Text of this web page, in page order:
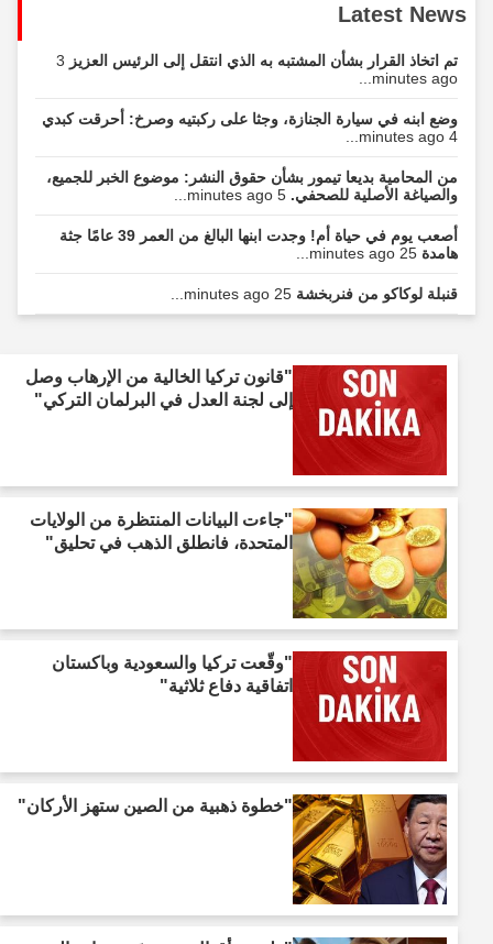
Latest News
تم اتخاذ القرار بشأن المشتبه به الذي انتقل إلى الرئيس العزيز 3
minutes ago...
وضع ابنه في سيارة الجنازة، وجثا على ركبتيه وصرخ: أحرقت كبدي
من المحامية بديعا تيمور بشأن حقوق النشر: موضوع الخبر للجميع،
والصياغة الأصلية للصحفي.5 minutes ago...
أصعب يوم في حياة أم! وجدت ابنها البالغ من العمر 39 عامًا جثة
هامدة25 minutes ago...
قنبلة لوكاكو من فنربخشة25 minutes ago...
"قانون تركيا الخالية من الإرهاب وصل
إلى لجنة العدل في البرلمان التركي"
"جاءت البيانات المنتظرة من الولايات
المتحدة، فانطلق الذهب في تحليق"
"وقّعت تركيا والسعودية وباكستان
اتفاقية دفاع ثلاثية"
"خطوة ذهبية من الصين ستهز الأركان"